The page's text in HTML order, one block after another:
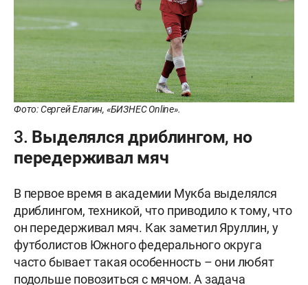
Фото: Сергей Елагин, «БИЗНЕС Online».
3. Выделялся дриблингом, но
передерживал мяч
В первое время в академии Мукба выделялся
дриблингом, техникой, что приводило к тому, что
он передерживал мяч. Как заметил Яруллин, у
футболистов Южного федерального округа
часто бывает такая особенность – они любят
подольше повозиться с мячом. А задача